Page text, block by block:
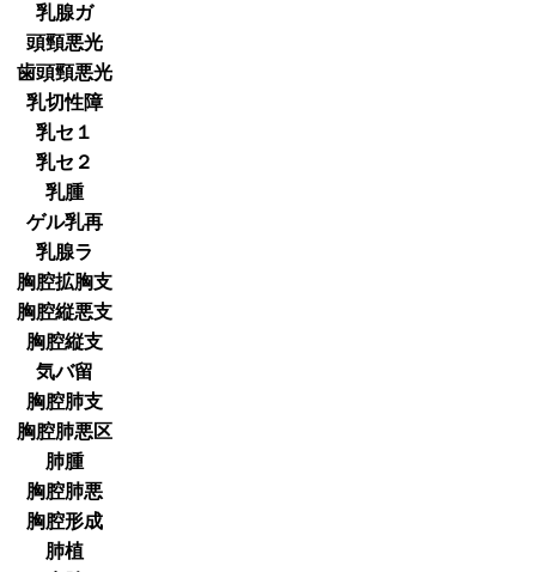
乳腺ガ
頭頸悪光
歯頭頸悪光
乳切性障
乳セ１
乳セ２
乳腫
ゲル乳再
乳腺ラ
胸腔拡胸支
胸腔縦悪支
胸腔縦支
気バ留
胸腔肺支
胸腔肺悪区
肺腫
胸腔肺悪
胸腔形成
肺植